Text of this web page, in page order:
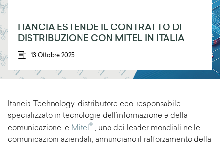
ITANCIA ESTENDE IL CONTRATTO DI
DISTRIBUZIONE CON MITEL IN ITALIA
13 Ottobre 2025
Itancia Technology, distributore eco-responsabile
specializzato in tecnologie dell’informazione e della
comunicazione, e Mitel ® , uno dei leader mondiali nelle
comunicazioni aziendali, annunciano il rafforzamento della